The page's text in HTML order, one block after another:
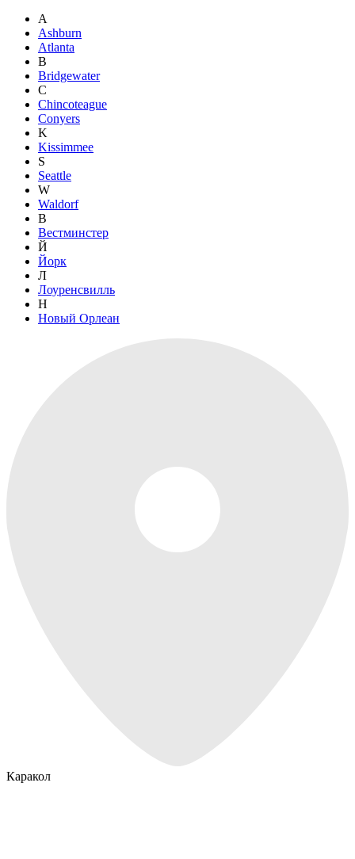
A
Ashburn
Atlanta
B
Bridgewater
C
Chincoteague
Conyers
K
Kissimmee
S
Seattle
W
Waldorf
В
Вестминстер
Й
Йорк
Л
Лоуренсвилль
Н
Новый Орлеан
Каракол